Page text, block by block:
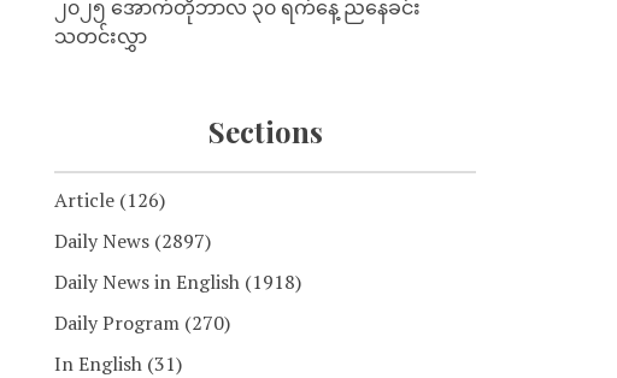
၂၀၂၅ အောက်တိုဘာလ ၃၀ ရက်နေ့ ညနေခင်း
သတင်းလွှာ
Sections
Article (126)
Daily News (2897)
Daily News in English (1918)
Daily Program (270)
In English (31)